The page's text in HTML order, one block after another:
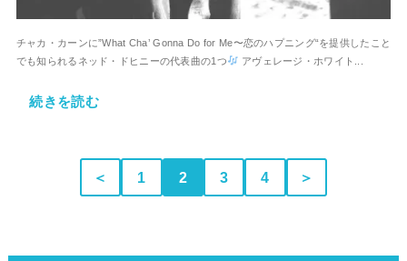
チャカ・カーンに”What Cha’ Gonna Do for Me〜恋のハプニング“を提供したこと
でも知られるネッド・ドヒニーの代表曲の1つ
アヴェレージ・ホワイト...
続きを読む
＜ 1 2 3 4 ＞